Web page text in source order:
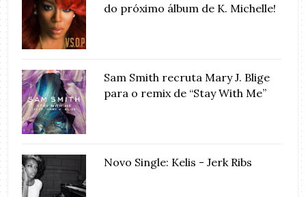
do próximo álbum de K. Michelle!
Sam Smith recruta Mary J. Blige
para o remix de “Stay With Me”
Novo Single: Kelis - Jerk Ribs